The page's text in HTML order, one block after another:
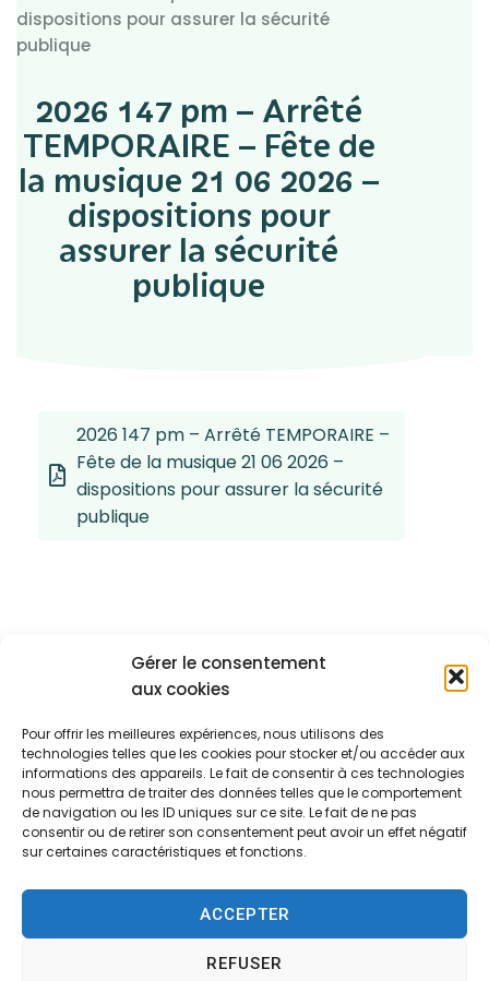
Gérer le consentement
aux cookies
Pour offrir les meilleures expériences, nous utilisons des
technologies telles que les cookies pour stocker et/ou accéder aux
informations des appareils. Le fait de consentir à ces technologies
nous permettra de traiter des données telles que le comportement
de navigation ou les ID uniques sur ce site. Le fait de ne pas
consentir ou de retirer son consentement peut avoir un effet négatif
sur certaines caractéristiques et fonctions.
ACCEPTER
REFUSER
dispositions pour assurer la sécurité
publique
2026 147 pm – Arrêté
TEMPORAIRE – Fête de
la musique 21 06 2026 –
dispositions pour
assurer la sécurité
publique
2026 147 pm – Arrêté TEMPORAIRE –
Fête de la musique 21 06 2026 –
dispositions pour assurer la sécurité
publique
Mairie d'Écommoy
Place du Général de Gaulle,